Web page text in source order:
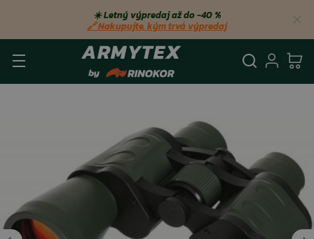
☀️ Letný výpredaj až do −40 %
🔗 Nakupujte, kým trvá výpredaj